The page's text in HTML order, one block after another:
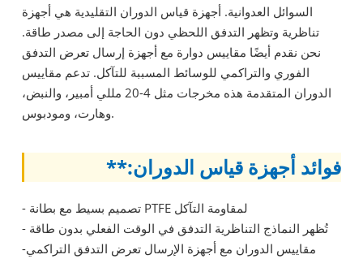
السوائل العدوانية. أجهزة قياس الدوران التقليدية هي أجهزة
تناظرية وتظهر التدفق اللحظي دون الحاجة إلى مصدر طاقة.
نحن نقدم أيضًا مقاييس دوارة مع أجهزة إرسال تعرض التدفق
الفوري والتراكمي للوسائط المسببة للتآكل. تدعم مقاييس
الدوران المتقدمة هذه مخرجات مثل 4-20 مللي أمبير، والنبض،
وهارت، ومودبوس.
فوائد أجهزة قياس الدوران:**
- تصميم بسيط مع بطانة PTFE لمقاومة التآكل
- تُظهر النماذج التناظرية التدفق في الوقت الفعلي بدون طاقة
-مقاييس الدوران مع أجهزة الإرسال تعرض التدفق التراكمي